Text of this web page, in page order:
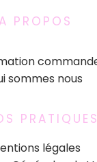
A PROPOS
sommes nous
PRATIQUES
légales